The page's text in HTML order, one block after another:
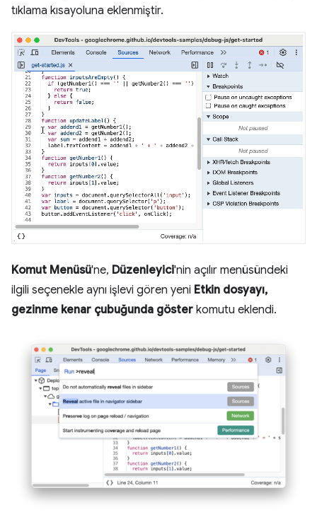
tıklama kısayoluna eklenmiştir.
Komut Menüsü'ne, Düzenleyici'nin açılır menüsündeki
ilgili seçenekle aynı işlevi gören yeni Etkin dosyayı,
gezinme kenar çubuğunda göster komutu eklendi.